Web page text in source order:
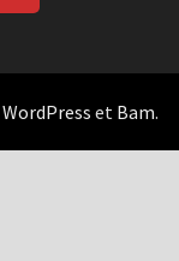
WordPress et Bam.